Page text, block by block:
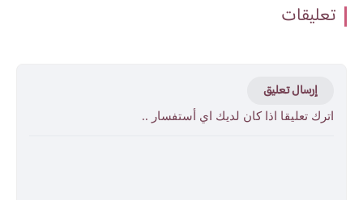
تعليقات
إرسال تعليق
اترك تعليقا اذا كان لديك اي أستفسار ..